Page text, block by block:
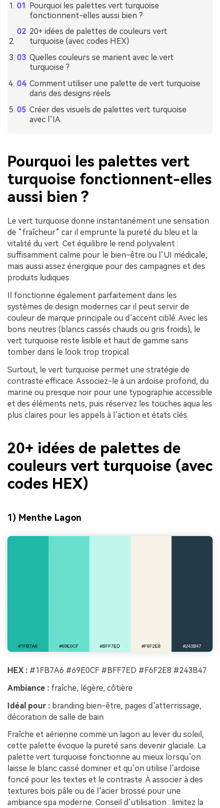
Pourquoi les palettes vert turquoise
fonctionnent-elles aussi bien ?
20+ idées de palettes de couleurs vert
turquoise (avec codes HEX)
Quelles couleurs se marient avec le vert
turquoise ?
Comment utiliser une palette de vert turquoise
dans des designs réels
Créer des visuels de palettes vert turquoise
avec l’IA
Pourquoi les palettes vert
turquoise fonctionnent-elles
aussi bien ?
Le vert turquoise donne instantanément une sensation
de “fraîcheur” car il emprunte la pureté du bleu et la
vitalité du vert. Cet équilibre le rend polyvalent :
suffisamment calme pour le bien-être ou l’UI médicale,
mais aussi assez énergique pour des campagnes et des
produits ludiques.
Il fonctionne également parfaitement dans les
systèmes de design modernes car il peut servir de
couleur de marque principale ou d’accent ciblé. Avec les
bons neutres (blancs cassés chauds ou gris froids), le
vert turquoise reste lisible et haut de gamme sans
tomber dans le look trop tropical.
Surtout, le vert turquoise permet une stratégie de
contraste efficace. Associez-le à un ardoise profond, du
marine ou presque noir pour une typographie accessible
et des éléments nets, puis réservez les touches aqua les
plus claires pour les appels à l’action et états clés.
20+ idées de palettes de
couleurs vert turquoise (avec
codes HEX)
1) Menthe Lagon
HEX : #1FB7A6 #69E0CF #BFF7ED #F6F2E8 #243B47
Ambiance : fraîche, légère, côtière
Idéal pour : branding bien-être, pages d’atterrissage,
décoration de salle de bain
Fraîche et aérienne comme un lagon au lever du soleil,
cette palette évoque la pureté sans devenir glaciale. La
palette vert turquoise fonctionne au mieux lorsqu’on
laisse le blanc cassé dominer et qu’on utilise l’ardoise
foncé pour les textes et le contraste. À associer à des
textures bois pâle ou de l’acier brossé pour une
ambiance spa moderne. Conseil d’utilisation : limitez la